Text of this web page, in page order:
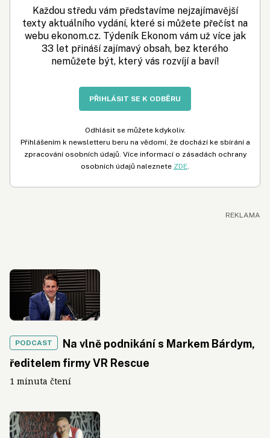
Každou středu vám představíme nejzajímavější
texty aktuálního vydání, které si můžete přečíst na
webu ekonom.cz. Týdeník Ekonom vám už více jak
33 let přináší zajímavý obsah, bez kterého
nemůžete být, který vás rozvíjí a baví!
PŘIHLÁSIT SE K ODBĚRU
Odhlásit se můžete kdykoliv.
Přihlášením k newsletteru beru na vědomí, že dochází ke sbírání a
zpracování osobních údajů. Více informací o zásadách ochrany
osobních údajů naleznete ZDE.
PODCAST
Na vlně podnikání s Markem Bárdym,
ředitelem firmy VR Rescue
1 minuta čtení